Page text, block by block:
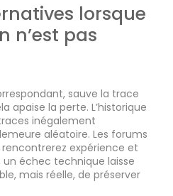
lorsque
n’est pas
sauve la trace
apaise la perte. L’historique
inégalement
aléatoire. Les forums
expérience et
un échec technique laisse
mais réelle, de préserver